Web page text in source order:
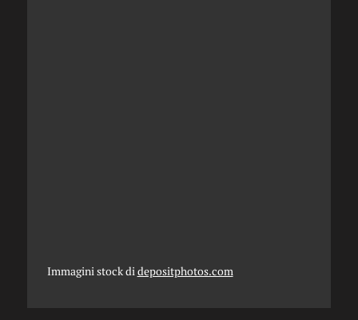
Immagini stock di depositphotos.com